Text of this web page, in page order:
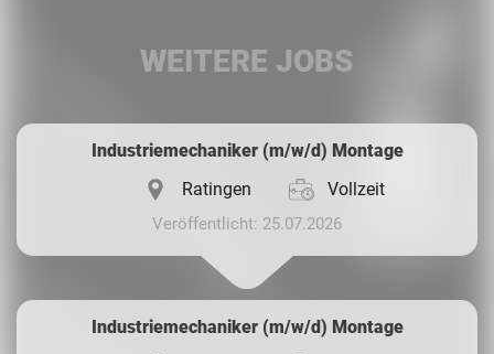
WEITERE JOBS
Industriemechaniker (m/w/d) Montage
Ratingen
Vollzeit
Veröffentlicht: 25.07.2026
Industriemechaniker (m/w/d) Montage